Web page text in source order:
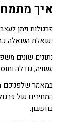
איך
פרגולות ניתן
נשאלת השאלה
נתונים שונים
עשויה, גודלה
במאמר שלפניכם
המחירים של
בחשבון.